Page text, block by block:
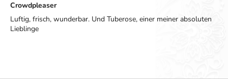
Crowdpleaser
Luftig, frisch, wunderbar. Und Tuberose, einer meiner absoluten
Lieblinge